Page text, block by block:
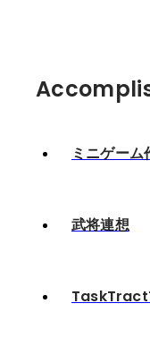
ミニゲーム
武将連想